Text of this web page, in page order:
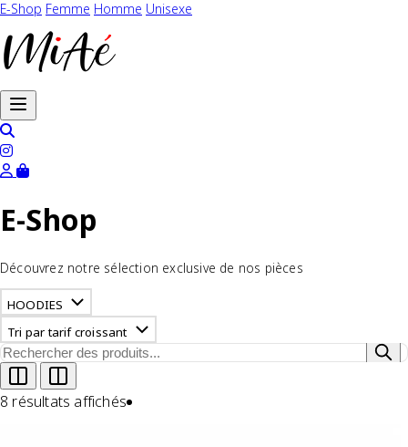
E-Shop Femme Homme Unisexe
Ouvrir le menu
E-Shop
Découvrez notre sélection exclusive de nos pièces
HOODIES
Tri par tarif croissant
8 résultats affichés